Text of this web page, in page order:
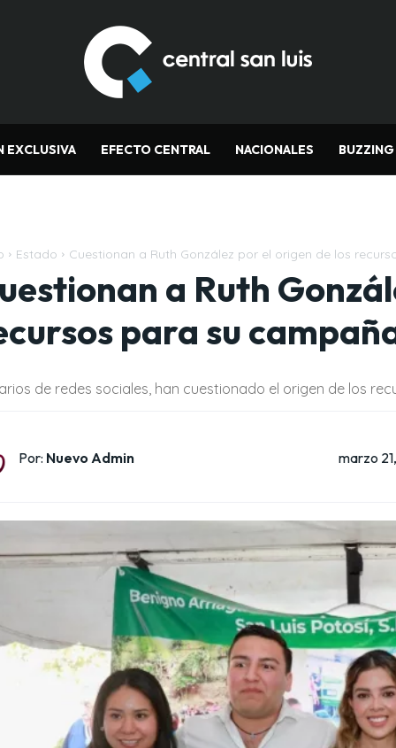
EXCLUSIVA EFECTO CENTRAL NACIONALES BUZZING
Estado Cuestionan a Ruth González por el origen de los
a Ruth
para su
de redes sociales, han cuestionado el origen de los
Por: Nuevo Admin marzo